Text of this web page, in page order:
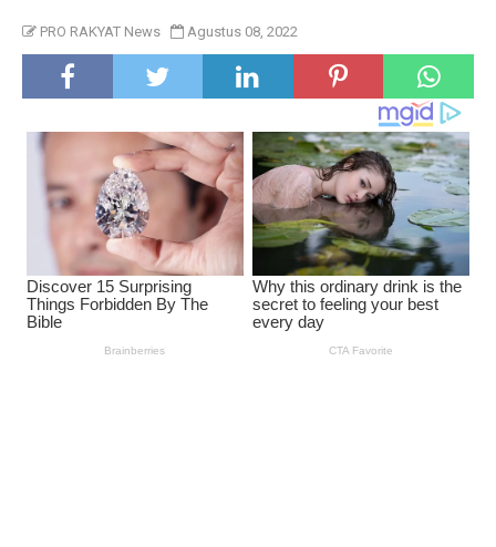
PRO RAKYAT News Agustus 08, 2022